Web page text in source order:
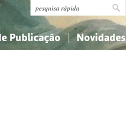
Publicação Novidades